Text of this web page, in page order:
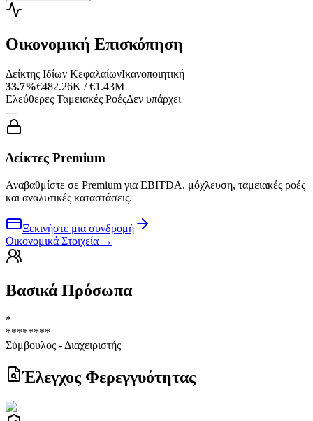
Οικονομική Επισκόπηση
Δείκτης Ιδίων ΚεφαλαίωνΙκανοποιητική
33.7%€482.26K / €1.43M
Ελεύθερες Ταμειακές ΡοέςΔεν υπάρχει
—
Δείκτες Premium
Αναβαθμίστε σε Premium για EBITDA, μόχλευση, ταμειακές ροές
και αναλυτικές καταστάσεις.
Ξεκινήστε μια συνδρομή
Οικονομικά Στοιχεία →
Βασικά Πρόσωπα
*
********
Σύμβουλος - Διαχειριστής
Έλεγχος Φερεγγυότητας